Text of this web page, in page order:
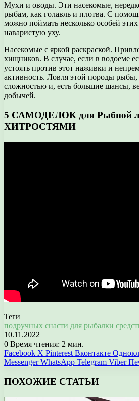
Мухи и оводы. Эти насекомые,
рыбам, как голавль и плотва. С
можно поймать несколько особей
наваристую уху.
Насекомые с яркой раскраской.
хищников. В случае, если в водоеме
устоять против этот наживки и
активность. Ловля этой породы рыбы,
сложностью и, есть большие шансы,
добычей.
5 САМОДЕЛОК для Рыбной
ХИТРОСТЯМИ
Теги
подручных снасти для рыбалки
10.11.2022
0 Время чтения: 2 мин.
Facebook X Pinterest Вконтакте
Messenger WhatsApp Telegram Viber
ПОХОЖИЕ СТАТЬИ